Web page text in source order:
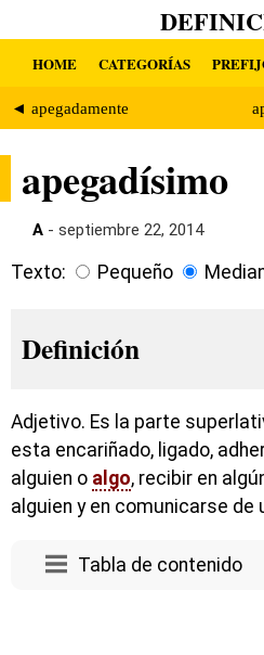
HOME CATEGORÍAS
◄ apegadamente
apegadísimo
A - septiembre 22, 2014
Texto: Pequeño
Definición
Adjetivo. Es la parte
esta encariñado, ligado,
alguien o algo, recibir en
alguien y en comunicarse de
Tabla de contenido